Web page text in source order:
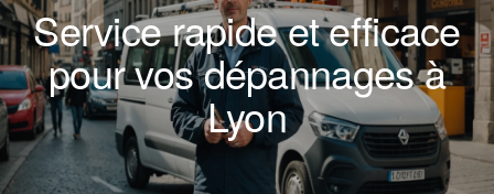
Service rapide et efficace
pour vos dépannages à
Lyon